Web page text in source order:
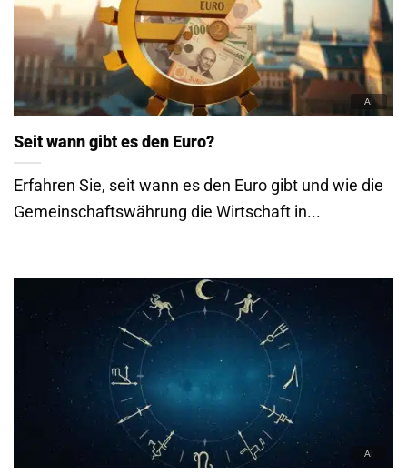
Seit wann gibt es den Euro?
Erfahren Sie, seit wann es den Euro gibt und wie die
Gemeinschaftswährung die Wirtschaft in...